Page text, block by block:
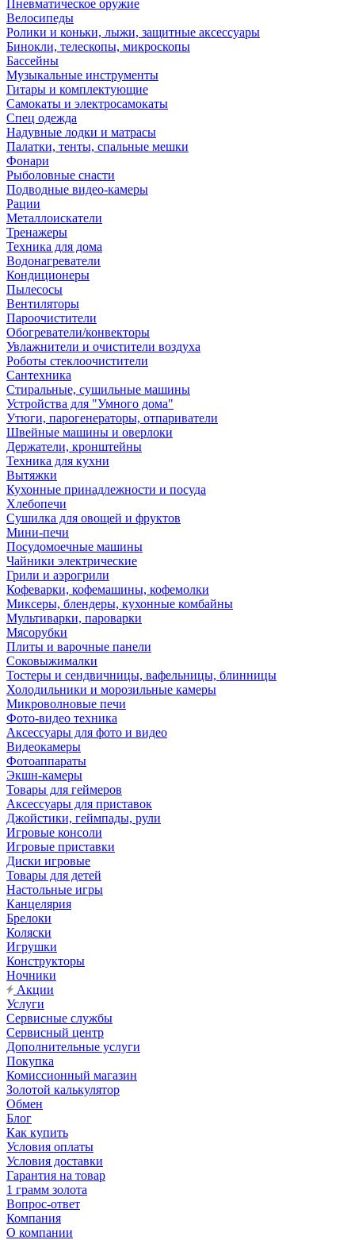
Пневматическое оружие
Велосипеды
Ролики и коньки, лыжи, защитные аксессуары
Бинокли, телескопы, микроскопы
Бассейны
Музыкальные инструменты
Гитары и комплектующие
Самокаты и электросамокаты
Спец одежда
Надувные лодки и матрасы
Палатки, тенты, спальные мешки
Фонари
Рыболовные снасти
Подводные видео-камеры
Рации
Металлоискатели
Тренажеры
Техника для дома
Водонагреватели
Кондиционеры
Пылесосы
Вентиляторы
Пароочистители
Обогреватели/конвекторы
Увлажнители и очистители воздуха
Роботы стеклоочистители
Сантехника
Стиральные, сушильные машины
Устройства для "Умного дома"
Утюги, парогенераторы, отпариватели
Швейные машины и оверлоки
Держатели, кронштейны
Техника для кухни
Вытяжки
Кухонные принадлежности и посуда
Хлебопечи
Сушилка для овощей и фруктов
Мини-печи
Посудомоечные машины
Чайники электрические
Грили и аэрогрили
Кофеварки, кофемашины, кофемолки
Миксеры, блендеры, кухонные комбайны
Мультиварки, пароварки
Мясорубки
Плиты и варочные панели
Соковыжималки
Тостеры и сендвичницы, вафельницы, блинницы
Холодильники и морозильные камеры
Микроволновые печи
Фото-видео техника
Аксессуары для фото и видео
Видеокамеры
Фотоаппараты
Экшн-камеры
Товары для геймеров
Аксессуары для приставок
Джойстики, геймпады, рули
Игровые консоли
Игровые приставки
Диски игровые
Товары для детей
Настольные игры
Канцелярия
Брелоки
Коляски
Игрушки
Конструкторы
Ночники
Акции
Услуги
Сервисные службы
Сервисный центр
Дополнительные услуги
Покупка
Комиссионный магазин
Золотой калькулятор
Обмен
Блог
Как купить
Условия оплаты
Условия доставки
Гарантия на товар
1 грамм золота
Вопрос-ответ
Компания
О компании